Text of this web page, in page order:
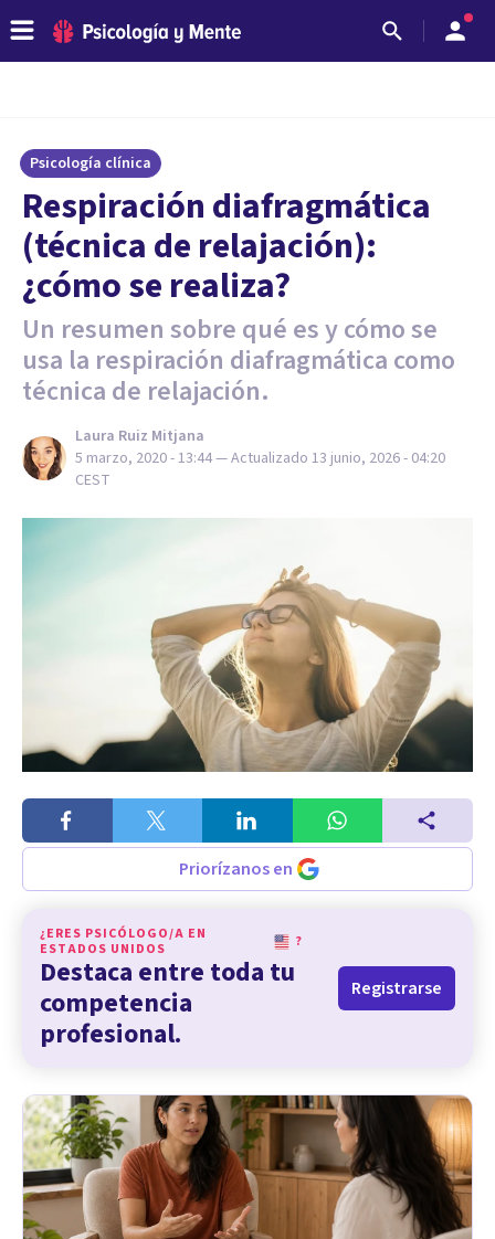
Psicología clínica
Respiración diafragmática
(técnica de relajación):
¿cómo se realiza?
Un resumen sobre qué es y cómo se
usa la respiración diafragmática como
técnica de relajación.
Laura Ruiz Mitjana
5 marzo, 2020 - 13:44— Actualizado 13 junio, 2026 - 04:20
CEST
Priorízanos en
¿ERES PSICÓLOGO/A EN
ESTADOS UNIDOS
?
Destaca entre toda tu
competencia
profesional.
Registrarse